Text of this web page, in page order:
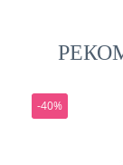
-40%